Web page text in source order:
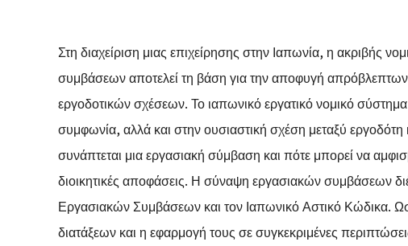
Στη διαχείριση μιας επιχείρησης στην Ιαπωνία, η ακριβής
συμβάσεων αποτελεί τη βάση για την αποφυγή
εργοδοτικών σχέσεων. Το ιαπωνικό εργατικό νομικό
συμφωνία, αλλά και στην ουσιαστική σχέση μεταξύ
συνάπτεται μια εργασιακή σύμβαση και πότε μπορεί να
διοικητικές αποφάσεις. Η σύναψη εργασιακών συμβάσεων
Εργασιακών Συμβάσεων και τον Ιαπωνικό Αστικό Κώδικα.
διατάξεων και η εφαρμογή τους σε συγκεκριμένες